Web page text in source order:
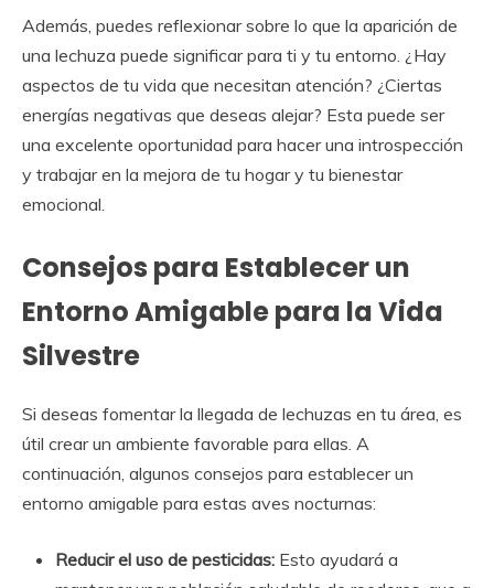
Además, puedes reflexionar sobre lo que la aparición de
una lechuza puede significar para ti y tu entorno. ¿Hay
aspectos de tu vida que necesitan atención? ¿Ciertas
energías negativas que deseas alejar? Esta puede ser
una excelente oportunidad para hacer una introspección
y trabajar en la mejora de tu hogar y tu bienestar
emocional.
Consejos para Establecer un
Entorno Amigable para la Vida
Silvestre
Si deseas fomentar la llegada de lechuzas en tu área, es
útil crear un ambiente favorable para ellas. A
continuación, algunos consejos para establecer un
entorno amigable para estas aves nocturnas:
Reducir el uso de pesticidas: Esto ayudará a